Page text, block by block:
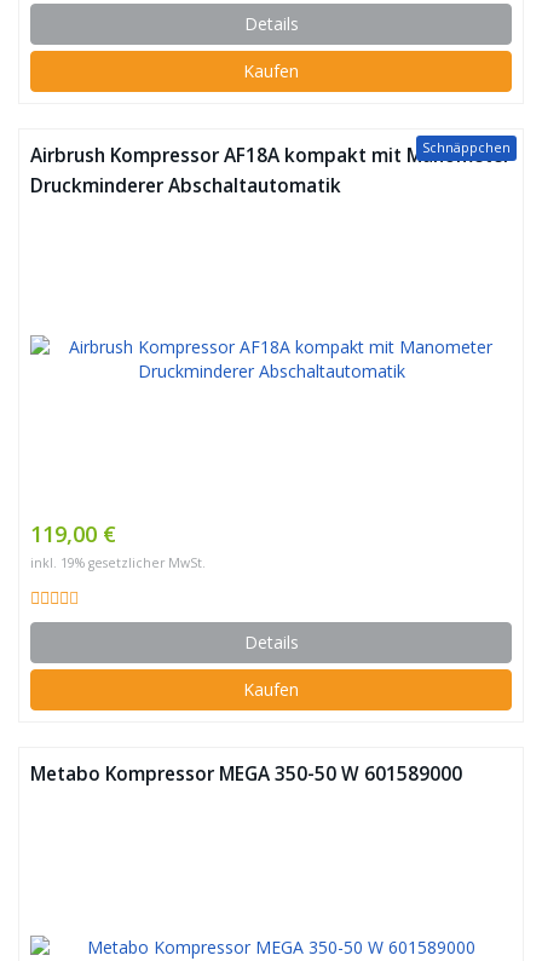
Details
Kaufen
Schnäppchen
Airbrush Kompressor AF18A kompakt mit Manometer
Druckminderer Abschaltautomatik
119,00 €
inkl. 19% gesetzlicher MwSt.
Details
Kaufen
Metabo Kompressor MEGA 350-50 W 601589000